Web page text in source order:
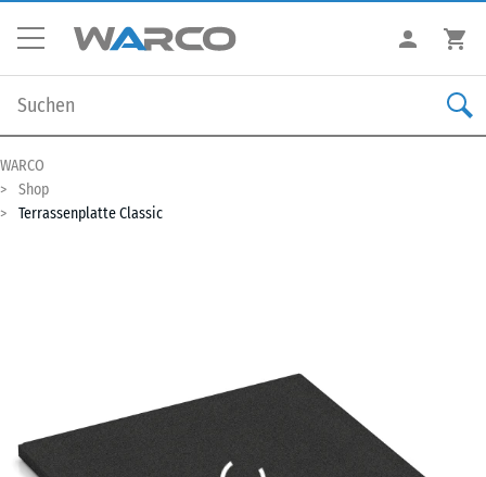
WARCO
Shop
Terrassenplatte Classic